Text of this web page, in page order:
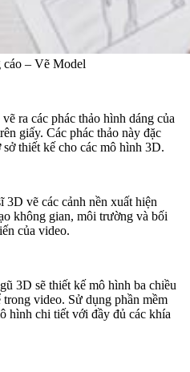
cáo – Vẽ Model
ra các phác thảo hình dáng của
giấy. Các phác thảo này đặc
thiết kế cho các mô hình 3D.
3D vẽ các cảnh nền xuất hiện
không gian, môi trường và bối
của video.
3D sẽ thiết kế mô hình ba chiều
video. Sử dụng phần mềm
hình chi tiết với đầy đủ các khía